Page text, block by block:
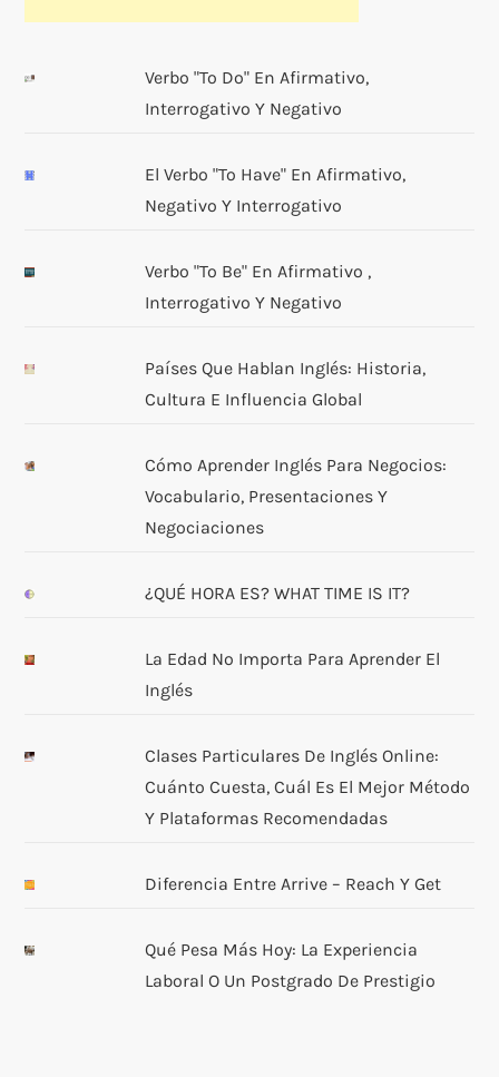
Verbo "to Do" En Afirmativo,
Interrogativo Y Negativo
El Verbo "to Have" En Afirmativo,
Negativo Y Interrogativo
Verbo "to Be" En Afirmativo ,
Interrogativo Y Negativo
Países Que Hablan Inglés: Historia,
Cultura E Influencia Global
Cómo Aprender Inglés Para Negocios:
Vocabulario, Presentaciones Y
Negociaciones
¿QUÉ HORA ES? WHAT TIME IS IT?
La Edad No Importa Para Aprender El
Inglés
Clases Particulares De Inglés Online:
Cuánto Cuesta, Cuál Es El Mejor Método
Y Plataformas Recomendadas
Diferencia Entre Arrive – Reach Y Get
Qué Pesa Más Hoy: La Experiencia
Laboral O Un Postgrado De Prestigio